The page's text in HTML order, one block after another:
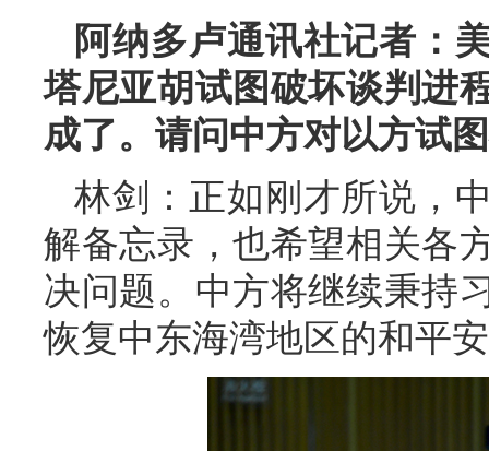
阿纳多卢通讯社记者：
塔尼亚胡试图破坏谈判进
成了。请问中方对以方试
林剑：正如刚才所说，
解备忘录，也希望相关各
决问题。中方将继续秉持
恢复中东海湾地区的和平